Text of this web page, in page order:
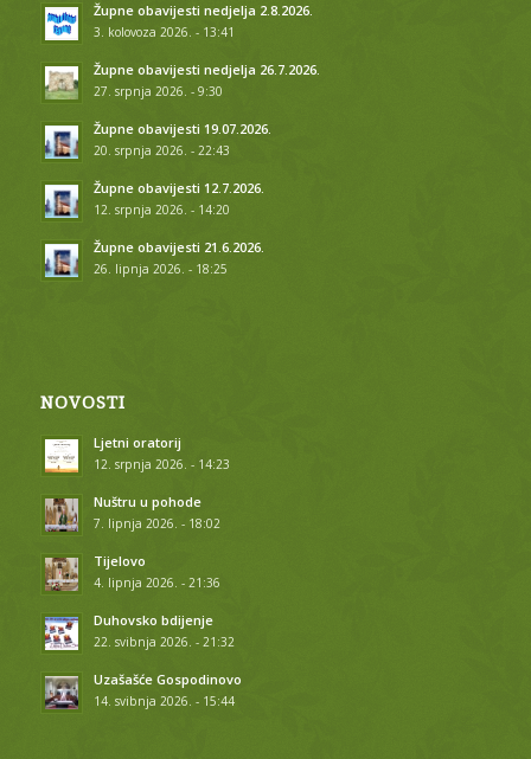
Župne obavijesti nedjelja 2.8.2026.
3. kolovoza 2026. - 13:41
Župne obavijesti nedjelja 26.7.2026.
27. srpnja 2026. - 9:30
Župne obavijesti 19.07.2026.
20. srpnja 2026. - 22:43
Župne obavijesti 12.7.2026.
12. srpnja 2026. - 14:20
Župne obavijesti 21.6.2026.
26. lipnja 2026. - 18:25
NOVOSTI
Ljetni oratorij
12. srpnja 2026. - 14:23
Nuštru u pohode
7. lipnja 2026. - 18:02
Tijelovo
4. lipnja 2026. - 21:36
Duhovsko bdijenje
22. svibnja 2026. - 21:32
Uzašašće Gospodinovo
14. svibnja 2026. - 15:44